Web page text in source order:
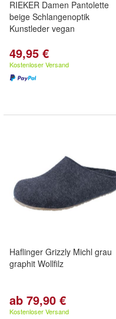
RIEKER Damen Pantolette
beige Schlangenoptik
Kunstleder vegan
49,95 €
Kostenloser Versand
Haflinger Grizzly Michl grau
graphit Wollfilz
ab 79,90 €
Kostenloser Versand